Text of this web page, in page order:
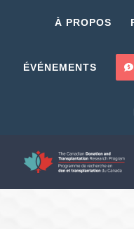
À PROPOS
ÉVÉNEMENTS